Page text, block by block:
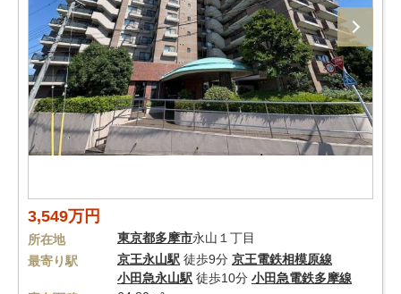
3,549万円
所在地 東京都多摩市永山１丁目
最寄り駅
京王永山駅 徒歩9分 京王電鉄相模原線
小田急永山駅 徒歩10分 小田急電鉄多摩線